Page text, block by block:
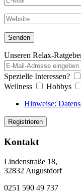
Unseren Relax-
Spezielle Interessen?
Wellness
Hobbys
Hinweise:
Kontakt
Lindenstraße 18,
32832 Augustdorf
0251 590 49 737